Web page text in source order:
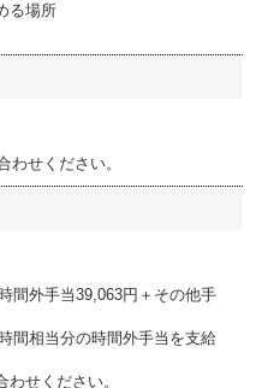
る場所
せください。
間外手当39,063円＋その他手
間相当分の時間外手当を支給
せください。